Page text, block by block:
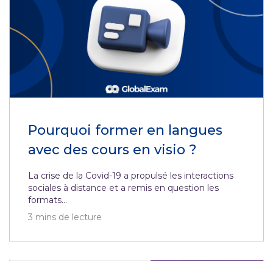
Pourquoi former en langues
avec des cours en visio ?
La crise de la Covid-19 a propulsé les interactions
sociales à distance et a remis en question les
formats...
3 mins de lecture